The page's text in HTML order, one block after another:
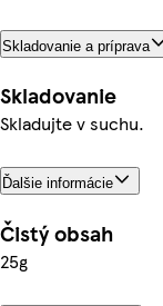
Skladovanie a príprava
Skladovanie
Skladujte v suchu.
Ďalšie informácie
Čistý obsah
25g